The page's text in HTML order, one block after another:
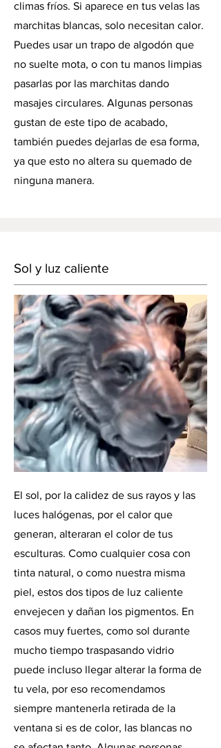
climas fríos. Si aparece en tus velas las
marchitas blancas, solo necesitan calor.
Puedes usar un trapo de algodón que
no suelte mota, o con tu manos limpias
pasarlas por las marchitas dando
masajes circulares. Algunas personas
gustan de este tipo de acabado,
también puedes dejarlas de esa forma,
ya que esto no altera su quemado de
ninguna manera.
Sol y luz caliente
El sol, por la calidez de sus rayos y las
luces halógenas, por el calor que
generan, alteraran el color de tus
esculturas. Como cualquier cosa con
tinta natural, o como nuestra misma
piel, estos dos tipos de luz caliente
envejecen y dañan los pigmentos. En
casos muy fuertes, como sol durante
mucho tiempo traspasando vidrio
puede incluso llegar alterar la forma de
tu vela, por eso recomendamos
siempre mantenerla retirada de la
ventana si es de color, las blancas no